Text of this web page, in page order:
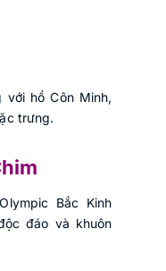
với hồ Côn Minh,
trưng.
Bắc Kinh
đáo và khuôn